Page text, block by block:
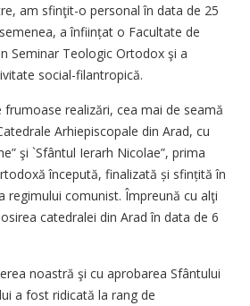
am sfinţit-o personal în data de 25
a înființat o Facultate de
Seminar Teologic Ortodox şi a
social-filantropică.
realizări, cea mai de seamă
Arhiepiscopale din Arad, cu
şi `Sfântul Ierarh Nicolae”, prima
începută, finalizată și sfințită în
regimului comunist. Împreună cu alţi
catedralei din Arad în data de 6
noastră şi cu aprobarea Sfântului
a fost ridicată la rang de